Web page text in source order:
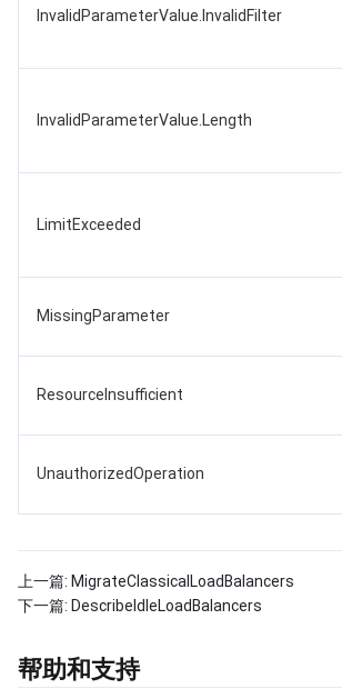
InvalidParameterValue.InvalidFilter
InvalidParameterValue.Length
LimitExceeded
MissingParameter
ResourceInsufficient
UnauthorizedOperation
上一篇: MigrateClassicalLoadBalancers
下一篇: DescribeIdleLoadBalancers
帮助和支持